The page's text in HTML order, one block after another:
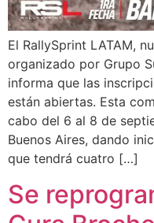
El RallySprint LATAM,
organizado por Grupo
informa que las
están abiertas. Esta
cabo del 6 al 8 de
Buenos Aires, dando
que tendrá cuatro […]
Se